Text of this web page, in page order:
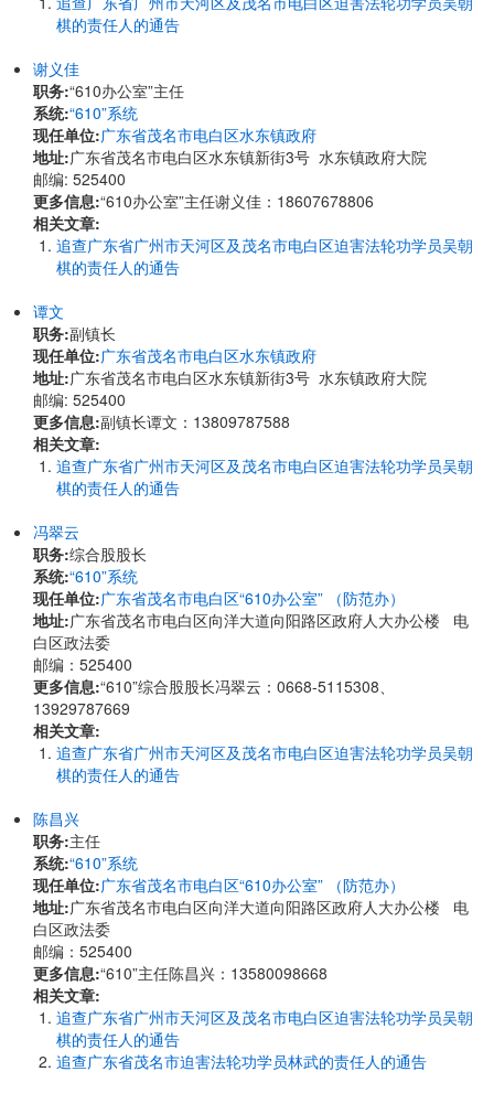
棋的责任人的通告
谢义佳
职务:“610办公室”主任
系统:“610”系统
现任单位:广东省茂名市电白区水东镇政府
地址:广东省茂名市电白区水东镇新街3号 水东镇政府大院
邮编: 525400
更多信息:“610办公室”主任谢义佳：18607678806
相关文章:
追查广东省广州市天河区及茂名市电白区迫害法轮功学员吴朝
棋的责任人的通告
谭文
职务:副镇长
现任单位:广东省茂名市电白区水东镇政府
地址:广东省茂名市电白区水东镇新街3号 水东镇政府大院
邮编: 525400
更多信息:副镇长谭文：13809787588
相关文章:
追查广东省广州市天河区及茂名市电白区迫害法轮功学员吴朝
棋的责任人的通告
冯翠云
职务:综合股股长
系统:“610”系统
现任单位:广东省茂名市电白区“610办公室” （防范办）
地址:广东省茂名市电白区向洋大道向阳路区政府人大办公楼 电
白区政法委
邮编：525400
更多信息:“610”综合股股长冯翠云：0668-5115308、
13929787669
相关文章:
追查广东省广州市天河区及茂名市电白区迫害法轮功学员吴朝
棋的责任人的通告
陈昌兴
职务:主任
系统:“610”系统
现任单位:广东省茂名市电白区“610办公室” （防范办）
地址:广东省茂名市电白区向洋大道向阳路区政府人大办公楼 电
白区政法委
邮编：525400
更多信息:“610”主任陈昌兴：13580098668
相关文章:
追查广东省广州市天河区及茂名市电白区迫害法轮功学员吴朝
棋的责任人的通告
追查广东省茂名市迫害法轮功学员林武的责任人的通告